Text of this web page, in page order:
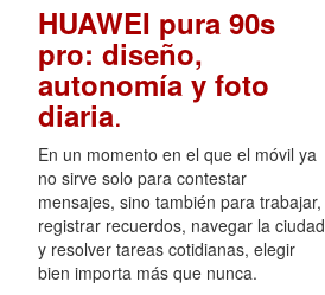
HUAWEI pura 90s
pro: diseño,
autonomía y foto
diaria.
En un momento en el que el móvil ya
no sirve solo para contestar
mensajes, sino también para trabajar,
registrar recuerdos, navegar la ciudad
y resolver tareas cotidianas, elegir
bien importa más que nunca.